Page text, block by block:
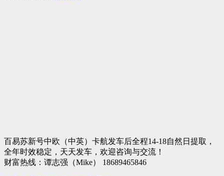
百易苏新号中欧（中英）卡航发车后全程14-18自然日提取，
全年时效稳定，天天发车，欢迎咨询与交流！
财富热线：谭志强（Mike） 18689465846